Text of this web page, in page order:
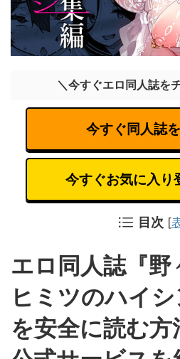
＼今すぐエロ同人誌を
今すぐ同人誌
今すぐお気に入り
目次 [
エロ同人誌『野
ヒミツのハイシ
を安全に読む方